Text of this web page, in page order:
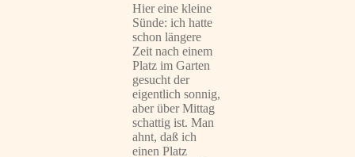
Hier eine kleine
Sünde: ich hatte
schon längere
Zeit nach einem
Platz im Garten
gesucht der
eigentlich sonnig,
aber über Mittag
schattig ist. Man
ahnt, daß ich
einen Platz